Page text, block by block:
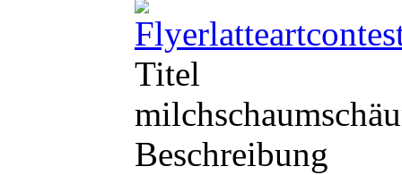
Titel
Beschreibung